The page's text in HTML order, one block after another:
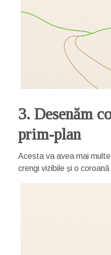
3. Desenăm
prim-plan
Acesta va avea mai
crengi vizibile și o